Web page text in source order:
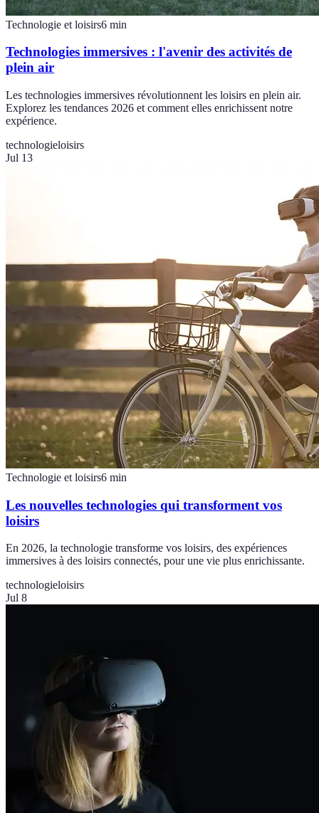
Technologie et loisirs6 min
Technologies immersives : l'avenir des activités de
plein air
Les technologies immersives révolutionnent les loisirs en plein air.
Explorez les tendances 2026 et comment elles enrichissent notre
expérience.
technologieloisirs
Jul 13
Technologie et loisirs6 min
Les nouvelles technologies qui transforment vos
loisirs
En 2026, la technologie transforme vos loisirs, des expériences
immersives à des loisirs connectés, pour une vie plus enrichissante.
technologieloisirs
Jul 8